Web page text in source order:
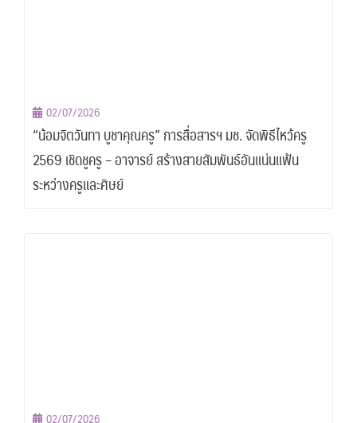
02/07/2026
“น้อมจิตวันทา บูชาคุณครู” การสื่อสารฯ มช. จัดพิธีไหว้ครู
2569 เชิดชูครู – อาจารย์ สร้างสายสัมพันธ์อันแน่นแฟ้น
ระหว่างครูและศิษย์
02/07/2026